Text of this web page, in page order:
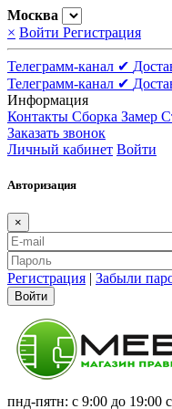
Москва
× Войти Регистрация
Телеграмм-канал ✔
Телеграмм-канал ✔
Информация
Контакты Сборка Замер
Заказать звонок
Личный кабинет Войти
Авторизация
×
Регистрация | Забыли
Войти
пнд-пятн: с 9:00 до 19:00